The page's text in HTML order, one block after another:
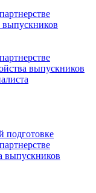
выпускников
выпускников
подготовке
выпускников